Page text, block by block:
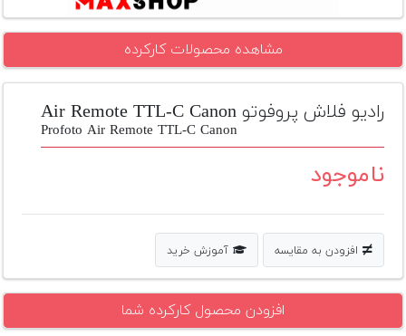
پلاس
افزودن
دست
دوم
دوربین
بله
مشاهده محصولات کارکرده
رادیو فلاش پروفوتو Air Remote TTL-C Canon
Profoto Air Remote TTL-C Canon
ناموجود
افزودن به مقایسه آموزش خرید
افزودن محصول کارکرده شما